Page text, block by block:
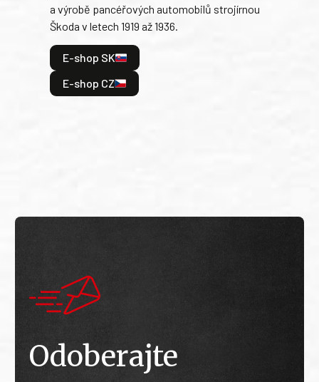
a výrobě pancéřových automobilů strojírnou
Škoda v letech 1919 až 1936.
E-shop SK
E-shop CZ
Odoberajte